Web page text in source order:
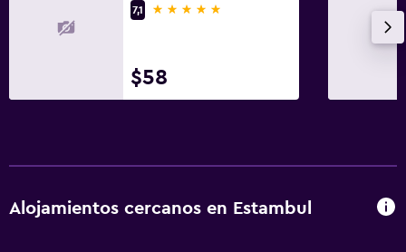
Baño adicional
Salud y seguridad
7,1
5 estrellas
$58
Alojamientos cercanos en Estambul